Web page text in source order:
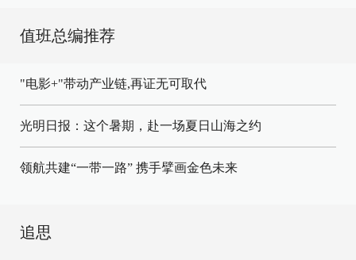
值班总编推荐
"电影+"带动产业链,再证无可取代
光明日报：这个暑期，赴一场夏日山海之约
领航共建“一带一路” 携手擘画金色未来
追思